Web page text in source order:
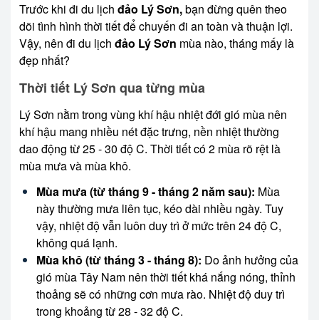
Trước khi đi du lịch đảo Lý Sơn,bạn đừng quên theo
dõi tình hình thời tiết để chuyến đi an toàn và thuận lợi.
Vậy, nên đi du lịch đảo Lý Sơn mùa nào, tháng mấy là
đẹp nhất?
Thời tiết Lý Sơn qua từng mùa
Lý Sơn nằm trong vùng khí hậu nhiệt đới gió mùa nên
khí hậu mang nhiều nét đặc trưng, nền nhiệt thường
dao động từ 25 - 30 độ C. Thời tiết có 2 mùa rõ rệt là
mùa mưa và mùa khô.
Mùa mưa (từ tháng 9 - tháng 2 năm sau): Mùa
này thường mưa liên tục, kéo dài nhiều ngày. Tuy
vậy, nhiệt độ vẫn luôn duy trì ở mức trên 24 độ C,
không quá lạnh.
Mùa khô (từ tháng 3 - tháng 8): Do ảnh hưởng của
gió mùa Tây Nam nên thời tiết khá nắng nóng, thỉnh
thoảng sẽ có những cơn mưa rào. Nhiệt độ duy trì
trong khoảng từ 28 - 32 độ C.